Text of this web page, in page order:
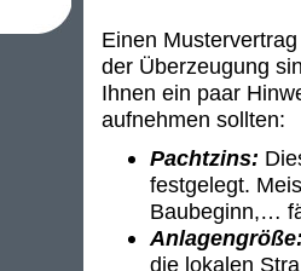
Einen
der Überzeugung
Ihnen ein paar
aufnehmen sollten:
Pachtzins:
festgelegt.
Baubeginn,…
die lokalen